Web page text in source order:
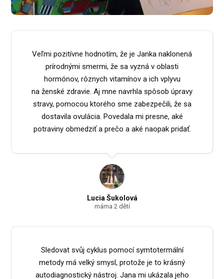
Veľmi pozitívne hodnotím, že je Janka naklonená
prírodnými smermi, že sa vyzná v oblasti
hormónov, rôznych vitamínov a ich vplyvu
na ženské zdravie. Aj mne navrhla spôsob úpravy
stravy, pomocou ktorého sme zabezpečili, že sa
dostavila ovulácia. Povedala mi presne, aké
potraviny obmedziť a prečo a aké naopak pridať.
Lucia Šukolová
máma 2 dětí
Sledovat svůj cyklus pomocí symtotermální
metody má velký smysl, protože je to krásný
autodiagnostický nástroj. Jana mi ukázala jeho